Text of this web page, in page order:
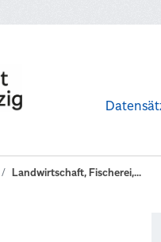
Landwirtschaft, Fischerei,...